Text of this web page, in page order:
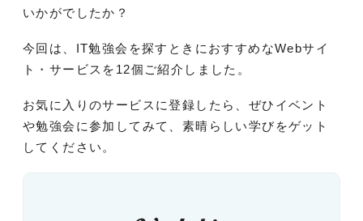
いかがでしたか？
今回は、IT勉強会を探すときにおすすめなWebサイ
ト・サービスを12個ご紹介しました。
お気に入りのサービスに登録したら、ぜひイベント
や勉強会に参加してみて、素晴らしい学びをゲット
してください。